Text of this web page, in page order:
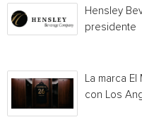
Hensley
presidente
La marca El
con Los